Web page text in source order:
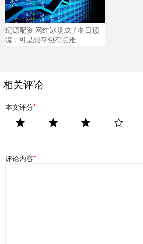
纪源配资 网红冰场成了冬日顶
流，可是想存包有点难
相关评论
本文评分*
评论内容*